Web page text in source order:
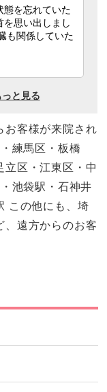
お客様が来院され
練馬区・板橋
立区・江東区・中
池袋駅・石神井
この他にも、埼
、遠方からのお客